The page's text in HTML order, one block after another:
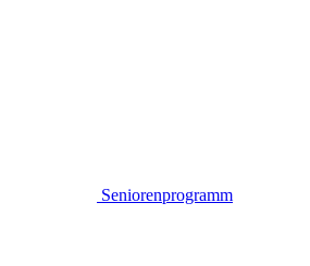
Seniorenprogramm